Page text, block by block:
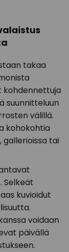
takaa
kohdennettuja
suunnitteluun
välillä.
kohokohtia
gallerioissa tai
Selkeät
kuvioidut
voidaan
päivällä